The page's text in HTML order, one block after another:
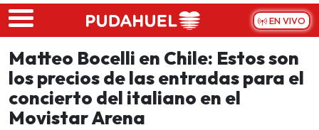
Skip to main content
EN VIVO
Matteo Bocelli en Chile: Estos son
los precios de las entradas para el
concierto del italiano en el
Movistar Arena